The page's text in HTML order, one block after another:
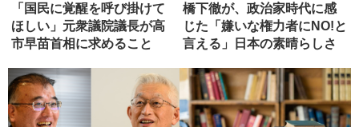
「国民に覚醒を呼び掛けて
ほしい」元衆議院議長が高
市早苗首相に求めること
橋下徹が、政治家時代に感
じた「嫌いな権力者にNO!と
言える」日本の素晴らしさ